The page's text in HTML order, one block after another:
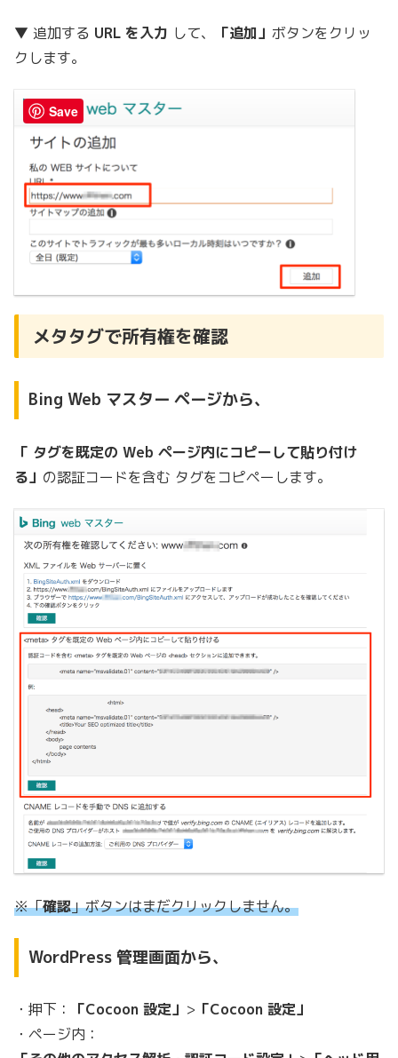
▼ 追加する URL を入力 して、 「追加」 ボタンをクリッ
クします。
メタタグで所有権を確認
Bing Web マスター ページから、
「 タグを既定の Web ページ内にコピーして貼り付け
る」 の認証コードを含む タグをコピペーします。
※「確認」ボタンはまだクリックしません。
WordPress 管理画面から、
・押下： 「Cocoon 設定」 > 「Cocoon 設定」
・ページ内：
Save